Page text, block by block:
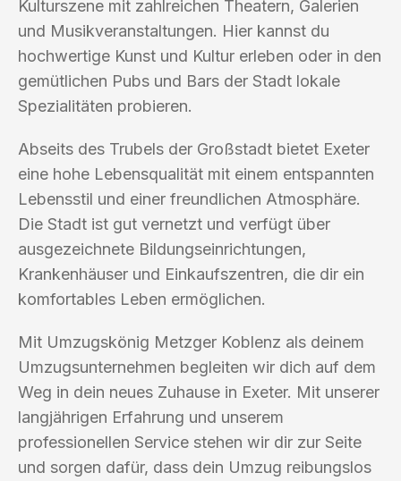
Kulturszene mit zahlreichen Theatern, Galerien
und Musikveranstaltungen. Hier kannst du
hochwertige Kunst und Kultur erleben oder in den
gemütlichen Pubs und Bars der Stadt lokale
Spezialitäten probieren.
Abseits des Trubels der Großstadt bietet Exeter
eine hohe Lebensqualität mit einem entspannten
Lebensstil und einer freundlichen Atmosphäre.
Die Stadt ist gut vernetzt und verfügt über
ausgezeichnete Bildungseinrichtungen,
Krankenhäuser und Einkaufszentren, die dir ein
komfortables Leben ermöglichen.
Mit Umzugskönig Metzger Koblenz als deinem
Umzugsunternehmen begleiten wir dich auf dem
Weg in dein neues Zuhause in Exeter. Mit unserer
langjährigen Erfahrung und unserem
professionellen Service stehen wir dir zur Seite
und sorgen dafür, dass dein Umzug reibungslos